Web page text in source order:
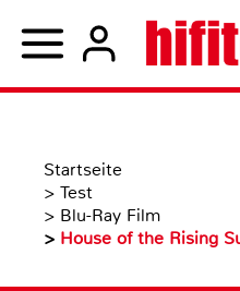
Startseite
> Test
> Blu-Ray Film
> House of the Rising